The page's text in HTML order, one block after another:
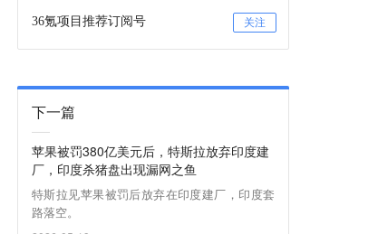
36氪项目推荐订阅号 关注
下一篇
苹果被罚380亿美元后，特斯拉放弃印度建
厂，印度杀猪盘出现漏网之鱼
特斯拉见苹果被罚后放弃在印度建厂，印度套
路落空。